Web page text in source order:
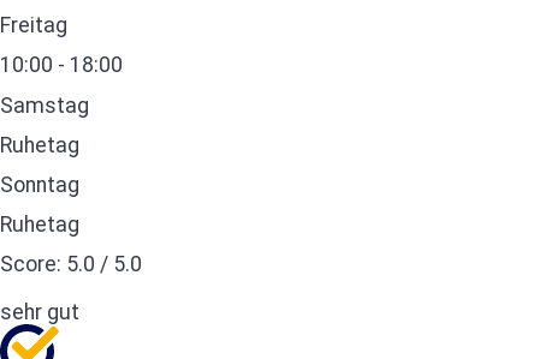
Freitag
10:00 - 18:00
Samstag
Ruhetag
Sonntag
Ruhetag
Score: 5.0 / 5.0
sehr gut